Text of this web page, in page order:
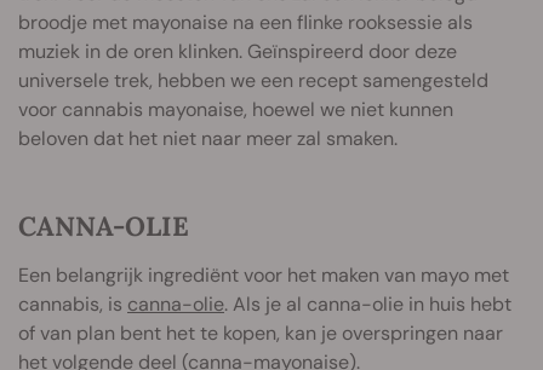
broodje met mayonaise na een flinke rooksessie als
muziek in de oren klinken. Geïnspireerd door deze
universele trek, hebben we een recept samengesteld
voor cannabis mayonaise, hoewel we niet kunnen
beloven dat het niet naar meer zal smaken.
CANNA-OLIE
Een belangrijk ingrediënt voor het maken van mayo met
cannabis, is canna-olie. Als je al canna-olie in huis hebt
of van plan bent het te kopen, kan je overspringen naar
het volgende deel (canna-mayonaise).